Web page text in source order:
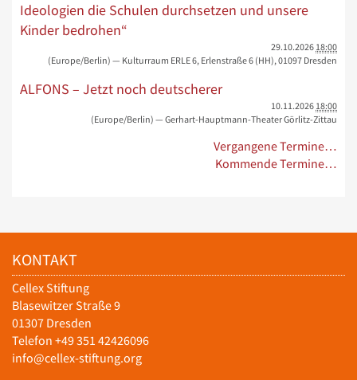
Ideologien die Schulen durchsetzen und unsere
Kinder bedrohen“
29.10.2026 18:00
(Europe/Berlin) — Kulturraum ERLE 6, Erlenstraße 6 (HH), 01097 Dresden
ALFONS – Jetzt noch deutscherer
10.11.2026 18:00
(Europe/Berlin) — Gerhart-Hauptmann-Theater Görlitz-Zittau
Vergangene Termine…
Kommende Termine…
KONTAKT
Cellex Stiftung
Blasewitzer Straße 9
01307 Dresden
Telefon +49 351 42426096
info@cellex-stiftung.org